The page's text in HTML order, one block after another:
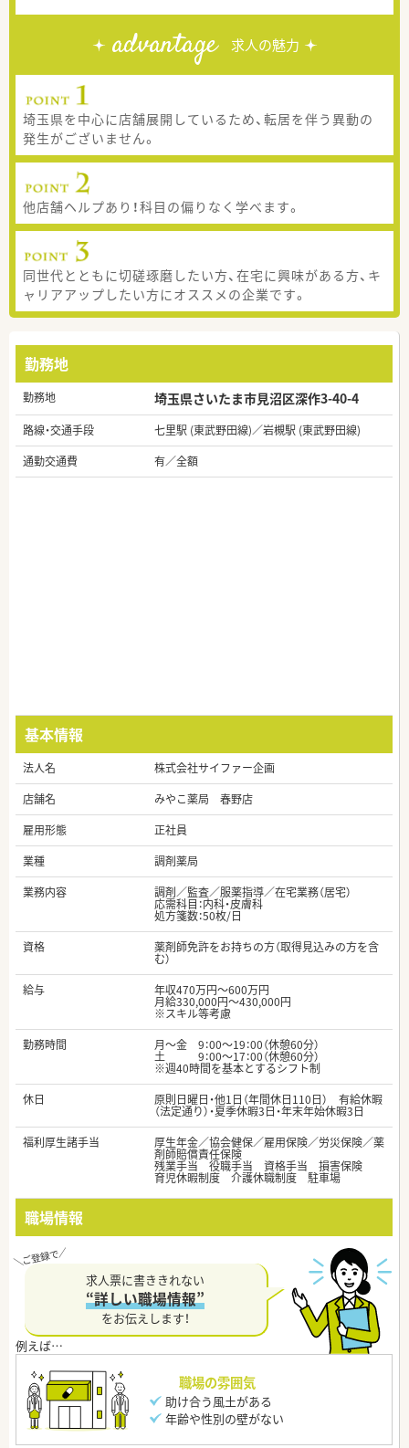
advantage 求人の魅力
埼玉県を中心に店舗展開しているため、転居を伴う異動の
発生がございません。
他店舗ヘルプあり！科目の偏りなく学べます。
同世代とともに切磋琢磨したい方、在宅に興味がある方、キ
ャリアアップしたい方にオススメの企業です。
勤務地
勤務地 埼玉県さいたま市見沼区深作3-40-4
路線・交通手段
七里駅 (東武野田線)／岩槻駅 (東武野田線)
通勤交通費
有／全額
基本情報
法人名
株式会社サイファー企画
店舗名
みやこ薬局 春野店
雇用形態
正社員
業種
調剤薬局
業務内容
調剤／監査／服薬指導／在宅業務（居宅）
応需科目：内科・皮膚科
処方箋数：50枚/日
資格
薬剤師免許をお持ちの方（取得見込みの方を含
む）
給与
年収470万円～600万円
月給330,000円～430,000円
※スキル等考慮
勤務時間
月～金 9：00～19：00（休憩60分）
土 9：00～17：00（休憩60分）
※週40時間を基本とするシフト制
休日
原則日曜日・他1日（年間休日110日） 有給休暇
（法定通り）・夏季休暇3日・年末年始休暇3日
福利厚生諸手当
厚生年金／協会健保／雇用保険／労災保険／薬
剤師賠償責任保険
残業手当 役職手当 資格手当 損害保険
育児休暇制度 介護休職制度 駐車場
職場情報
求人票に書ききれない
“詳しい職場情報”
をお伝えします！
職場の雰囲気
助け合う風土がある
年齢や性別の壁がない